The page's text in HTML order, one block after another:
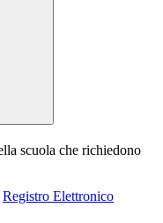
scuola che richiedono
Registro Elettronico